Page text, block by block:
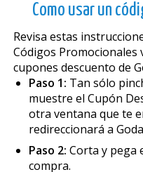
Como usar un
Revisa estas
Códigos Promocionales
cupones descuento de
Paso 1: Tan sólo
muestre el Cupón
otra ventana que te
redireccionará a
Paso 2: Corta y pega
compra.